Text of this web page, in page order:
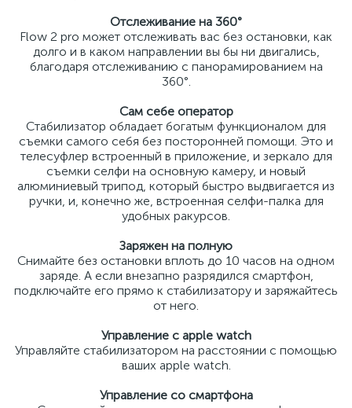
Отслеживание на 360°
Flow 2 pro может отслеживать вас без остановки, как
долго и в каком направлении вы бы ни двигались,
благодаря отслеживанию с панорамированием на
360°.
Сам себе оператор
Стабилизатор обладает богатым функционалом для
съемки самого себя без посторонней помощи. Это и
телесуфлер встроенный в приложение, и зеркало для
съемки селфи на основную камеру, и новый
алюминиевый трипод, который быстро выдвигается из
ручки, и, конечно же, встроенная селфи-палка для
удобных ракурсов.
Заряжен на полную
Снимайте без остановки вплоть до 10 часов на одном
заряде. А если внезапно разрядился смартфон,
подключайте его прямо к стабилизатору и заряжайтесь
от него.
Управление с apple watch
Управляйте стабилизатором на расстоянии с помощью
ваших apple watch.
Управление со смартфона